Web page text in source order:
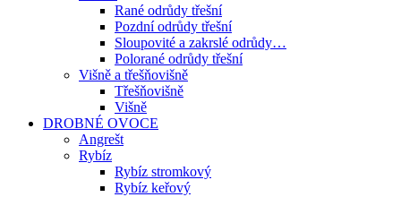
Rané odrůdy třešní
Pozdní odrůdy třešní
Sloupovité a zakrslé odrůdy…
Polorané odrůdy třešní
Višně a třešňovišně
Třešňovišně
Višně
DROBNÉ OVOCE
Angrešt
Rybíz
Rybíz stromkový
Rybíz keřový